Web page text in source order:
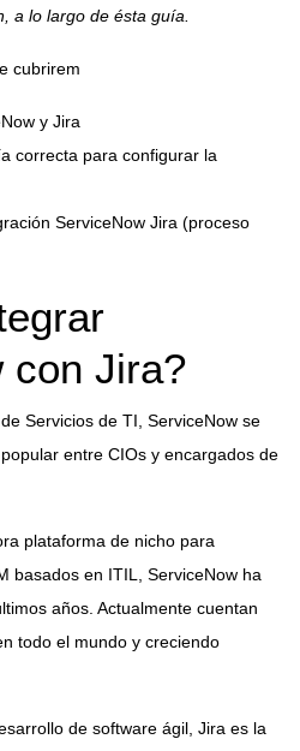
a lo largo de ésta guía.
cubrirem
y Jira
correcta para configurar la
ServiceNow Jira (proceso
con Jira?
Servicios de TI, ServiceNow se
entre CIOs y encargados de
plataforma de nicho para
basados en ITIL, ServiceNow ha
años. Actualmente cuentan
todo el mundo y creciendo
de software ágil, Jira es la